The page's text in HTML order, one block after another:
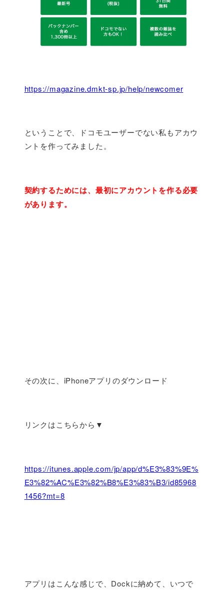
https://magazine.dmkt-sp.jp/help/newcomer
ということで、ドコモユーザーでない私もアカウ
ントを作ってみました。
契約するためには、最初にアカウントを作る必要
があります。
その次に、iPhoneアプリのダウンロード
リンクはこちらから▼
https://itunes.apple.com/jp/app/d%E3%83%9E%
E3%82%AC%E3%82%B8%E3%83%B3/id85968
1456?mt=8
アプリはこんな感じで、Dockに納めて、いつで